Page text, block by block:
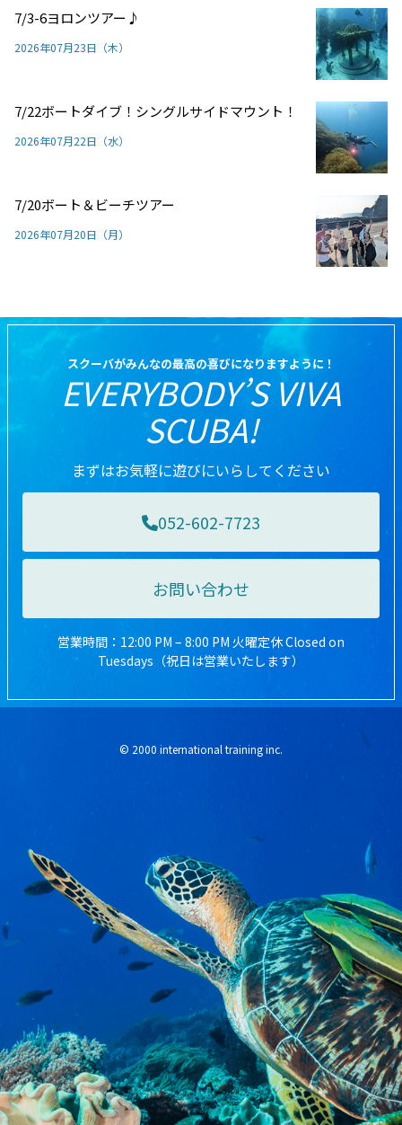
7/3-6ヨロンツアー♪
2026年07月23日（木）
7/22ボートダイブ！シングルサイドマウント！
2026年07月22日（水）
7/20ボート＆ビーチツアー
2026年07月20日（月）
スクーバがみんなの最高の喜びになりますように！
EVERYBODY’S VIVA
SCUBA!
まずはお気軽に遊びにいらしてください
052-602-7723
お問い合わせ
営業時間：12:00 PM – 8:00 PM 火曜定休 Closed on
Tuesdays（祝日は営業いたします）
© 2000 international training inc.